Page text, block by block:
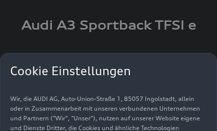
Audi A3 Sportback TFSI e
Bilder (18) Videos (2)
Cookie Einstellungen
Wir, die AUDI AG, Auto-Union-Straße 1, 85057 Ingolstadt, allein
oder in Zusammenarbeit mit unseren verbundenen Unternehmen
und Partnern ("Wir", "Unser"), nutzen auf unserer Website eigene
und Dienste Dritter, die Cookies und ähnliche Technologien